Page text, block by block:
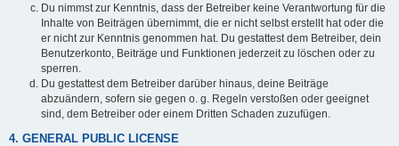
Du nimmst zur Kenntnis, dass der Betreiber keine Verantwortung für die
Inhalte von Beiträgen übernimmt, die er nicht selbst erstellt hat oder die
er nicht zur Kenntnis genommen hat. Du gestattest dem Betreiber, dein
Benutzerkonto, Beiträge und Funktionen jederzeit zu löschen oder zu
sperren.
Du gestattest dem Betreiber darüber hinaus, deine Beiträge
abzuändern, sofern sie gegen o. g. Regeln verstoßen oder geeignet
sind, dem Betreiber oder einem Dritten Schaden zuzufügen.
4. GENERAL PUBLIC LICENSE